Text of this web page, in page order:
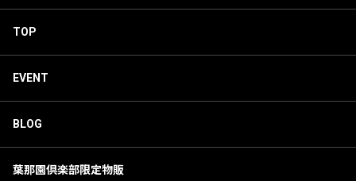
TOP
EVENT
BLOG
葉那園倶楽部限定物販